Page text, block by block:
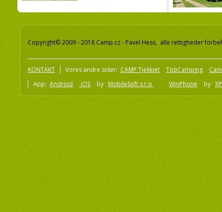
Copyright© 2009 - 2018 Camp.cz - Pavel Hess, alle rettigheder
KONTAKT Vores andre sider: CAMP Tjekkiet TopCamping
App: Android iOS by MobileSoft s.r.o WinPhone by